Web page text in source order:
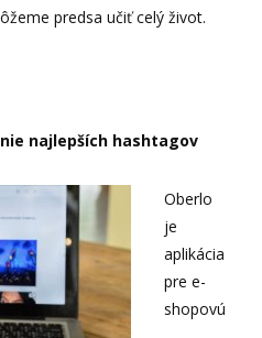
predsa učiť celý život.
najlepších hashtagov
Oberlo
je
aplikácia
pre e-
shopovú